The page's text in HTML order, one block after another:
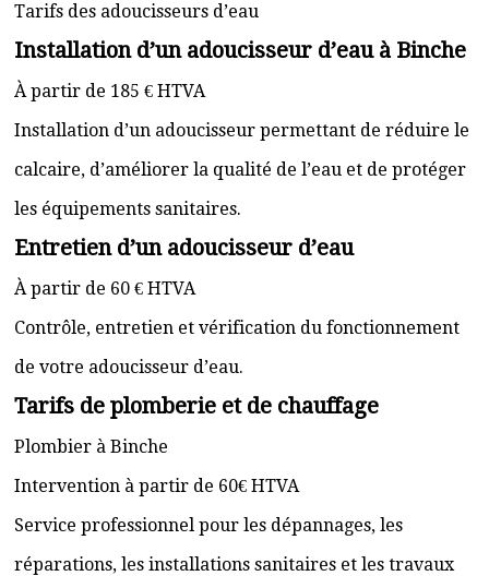
Tarifs des adoucisseurs d’eau
Installation d’un adoucisseur d’eau à Binche
À partir de 185 € HTVA
Installation d’un adoucisseur permettant de réduire le
calcaire, d’améliorer la qualité de l’eau et de protéger
les équipements sanitaires.
Entretien d’un adoucisseur d’eau
À partir de 60 € HTVA
Contrôle, entretien et vérification du fonctionnement
de votre adoucisseur d’eau.
Tarifs de plomberie et de chauffage
Plombier à Binche
Intervention à partir de 60€ HTVA
Service professionnel pour les dépannages, les
réparations, les installations sanitaires et les travaux